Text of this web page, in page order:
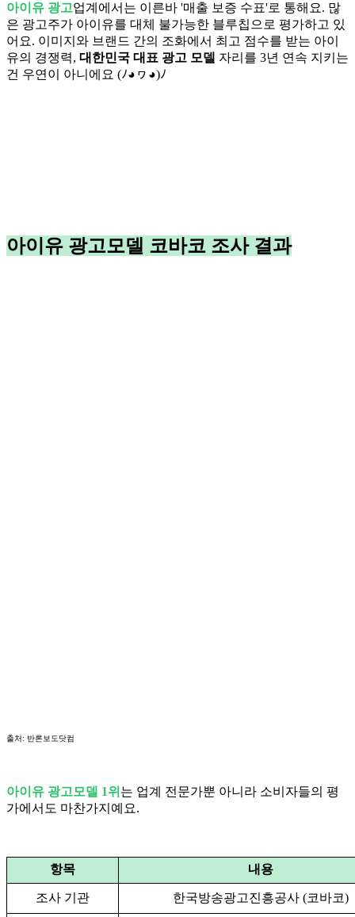
아이유 광고업계에서는 이른바 '매출 보증 수표'로 통해요. 많
은 광고주가 아이유를 대체 불가능한 블루칩으로 평가하고 있
어요. 이미지와 브랜드 간의 조화에서 최고 점수를 받는 아이
유의 경쟁력, 대한민국 대표 광고 모델 자리를 3년 연속 지키는
건 우연이 아니에요 (ﾉ◕ヮ◕)ﾉ
아이유 광고모델 코바코 조사 결과
출처: 반론보도닷컴
아이유 광고모델 1위 는 업계 전문가뿐 아니라 소비자들의 평
가에서도 마찬가지예요.
항목 내용
조사 기관 한국방송광고진흥공사 (코바코)